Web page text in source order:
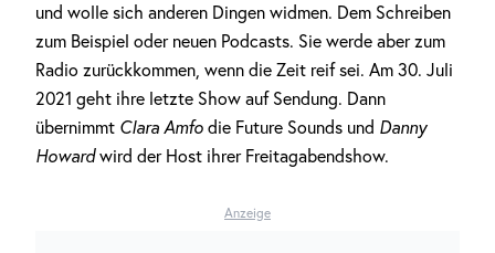
und wolle sich anderen Dingen widmen. Dem Schreiben
zum Beispiel oder neuen Podcasts. Sie werde aber zum
Radio zurückkommen, wenn die Zeit reif sei. Am 30. Juli
2021 geht ihre letzte Show auf Sendung. Dann
übernimmt Clara Amfo die Future Sounds und Danny
Howardwird der Host ihrer Freitagabendshow.
Anzeige